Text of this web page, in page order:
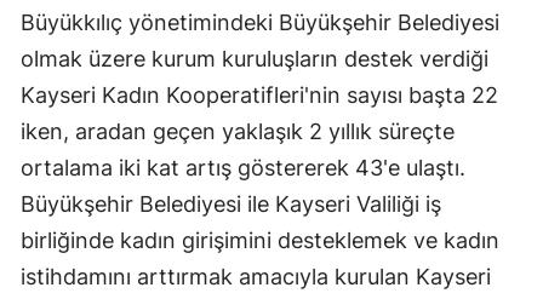
Büyükkılıç yönetimindeki Büyükşehir Belediyesi
olmak üzere kurum kuruluşların destek verdiği
Kayseri Kadın Kooperatifleri'nin sayısı başta 22
iken, aradan geçen yaklaşık 2 yıllık süreçte
ortalama iki kat artış göstererek 43'e ulaştı.
Büyükşehir Belediyesi ile Kayseri Valiliği iş
birliğinde kadın girişimini desteklemek ve kadın
istihdamını arttırmak amacıyla kurulan Kayseri